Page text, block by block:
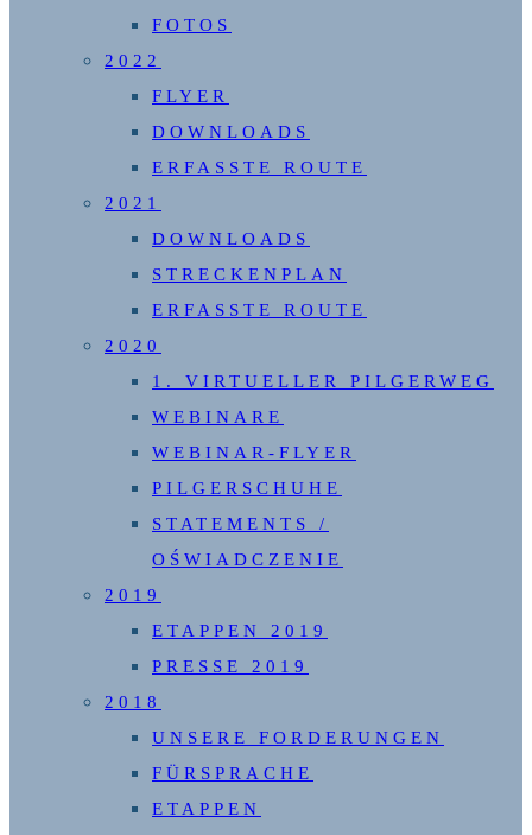
FOTOS
2022
FLYER
DOWNLOADS
ERFASSTE ROUTE
2021
DOWNLOADS
STRECKENPLAN
ERFASSTE ROUTE
2020
1. VIRTUELLER PILGERWEG
WEBINARE
WEBINAR-FLYER
PILGERSCHUHE
STATEMENTS /
OŚWIADCZENIE
2019
ETAPPEN 2019
PRESSE 2019
2018
UNSERE FORDERUNGEN
FÜRSPRACHE
ETAPPEN